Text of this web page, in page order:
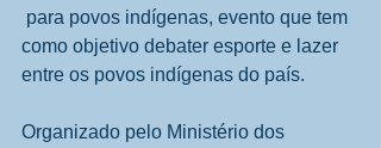
para povos indígenas, evento que tem
como objetivo debater esporte e lazer
entre os povos indígenas do país.
Organizado pelo Ministério dos